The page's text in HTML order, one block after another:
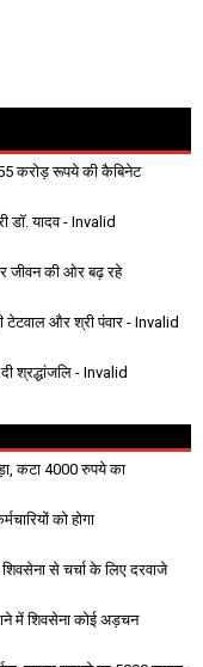
करोड़ रूपये की कैबिनेट
डॉ. यादव- Invalid
जीवन की ओर बढ़ रहे
टेटवाल और श्री पंवार - Invalid
श्रद्धांजलि - Invalid
कटा 4000 रुपये का
को होगा
से चर्चा के लिए दरवाजे
में शिवसेना कोई अड़चन